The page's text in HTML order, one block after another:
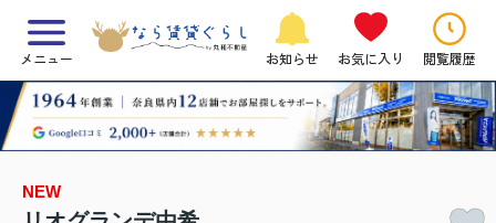
メニュー お知らせ お気に入り 閲覧履歴
NEW